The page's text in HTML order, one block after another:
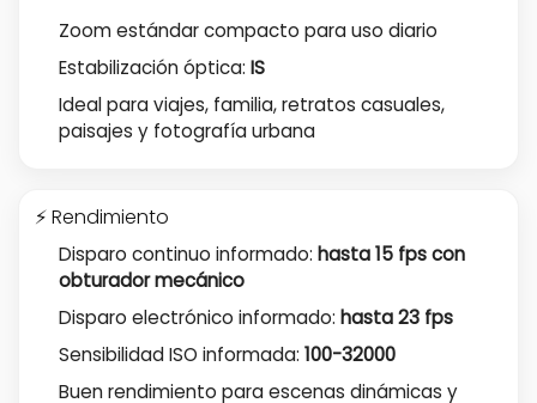
Zoom estándar compacto para uso diario
Estabilización óptica: IS
Ideal para viajes, familia, retratos casuales,
paisajes y fotografía urbana
⚡ Rendimiento
Disparo continuo informado: hasta 15 fps con
obturador mecánico
Disparo electrónico informado: hasta 23 fps
Sensibilidad ISO informada: 100-32000
Buen rendimiento para escenas dinámicas y